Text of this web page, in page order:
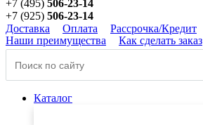
+7 (495) 506-23-14
+7 (925) 506-23-14
Доставка
Оплата Рассрочка/Кредит
Наши преимущества
Как сделать заказ
Каталог